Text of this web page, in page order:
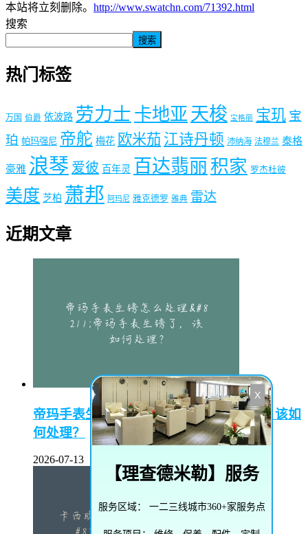
本站将立刻删除。 http://www.swatchn.com/71392.html
搜索
搜索
热门标签
万国 伯爵 依波路 劳力士 卡地亚 天梭 宝格丽 宝玑 宝
珀 帕玛强尼 帝舵 梅花 欧米茄 江诗丹顿 沛纳海 法穆兰 泰格
豪雅 浪琴 爱彼 百年灵 百达翡丽 积家 罗杰杜彼
美度 芝柏 萧邦 阿玛尼 雅克德罗 雅典 雷达
近期文章
帝玛手表生锈怎么处理–帝玛手表生锈了，该如
何处理？
2026-07-13
X
【理查德米勒】服务
服务区域： 一二三线城市360+家服务点